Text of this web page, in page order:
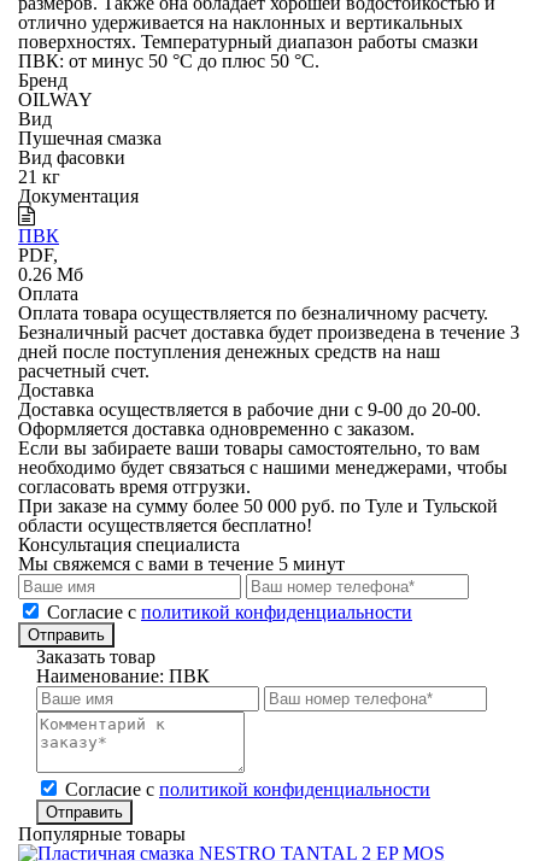
отлично удерживается на наклонных и вертикальных
поверхностях. Температурный диапазон работы смазки
ПВК: от минус 50 °С до плюс 50 °С.
Бренд
OILWAY
Вид
Пушечная смазка
Вид фасовки
21 кг
Документация
ПВК
PDF,
0.26 Мб
Оплата
Оплата товара осуществляется по безналичному расчету.
Безналичный расчет доставка будет произведена в течение 3
дней после поступления денежных средств на наш
расчетный счет.
Доставка
Доставка осуществляется в рабочие дни с 9-00 до 20-00.
Оформляется доставка одновременно с заказом.
Если вы забираете ваши товары самостоятельно, то вам
необходимо будет связаться с нашими менеджерами, чтобы
согласовать время отгрузки.
При заказе на сумму более 50 000 руб. по Туле и Тульской
области осуществляется бесплатно!
Консультация специалиста
Мы свяжемся с вами в течение 5 минут
Cогласие с политикой конфиденциальности
Отправить
Заказать товар
Наименование: ПВК
Cогласие с политикой конфиденциальности
Отправить
Популярные товары